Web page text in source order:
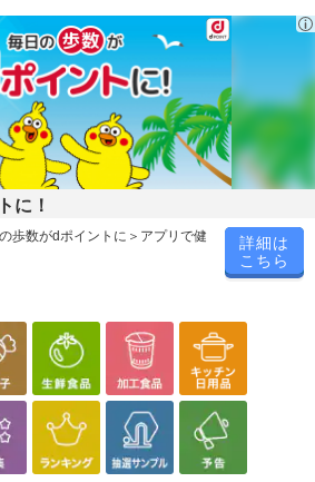
商品の発送完了後、
に表示されない場合もございます。予
に！
歩数がdポイントに＞アプリで健
詳細は
こちら